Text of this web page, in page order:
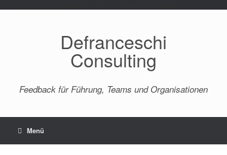
Defranceschi
Consulting
Feedback für Führung, Teams und Organisationen
Menü